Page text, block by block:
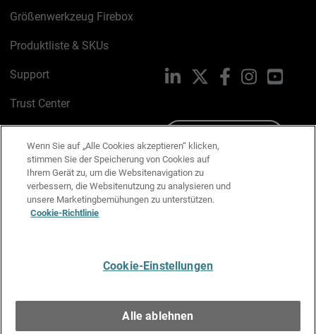
Größenwerkzeug Firebox
Produktliste & SKUs
Support
Trust Center
Cookie-Richtlinie
Datenschutzrichtlinie
Media & Brand Kit
LinkedIn FacebookInstagram
Wenn Sie auf „Alle Cookies akzeptieren“ klicken,
stimmen Sie der Speicherung von Cookies auf
Ihrem Gerät zu, um die Websitenavigation zu
verbessern, die Websitenutzung zu analysieren und
unsere Marketingbemühungen zu unterstützen.
Cookie-Richtlinie
Cookie-Einstellungen
Alle ablehnen